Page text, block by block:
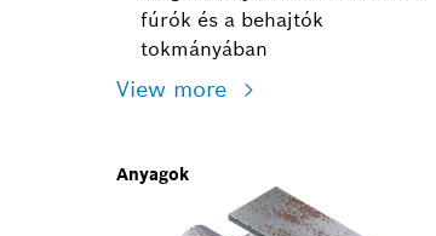
fúrók és a behajtók
tokmányában
View more
Anyagok